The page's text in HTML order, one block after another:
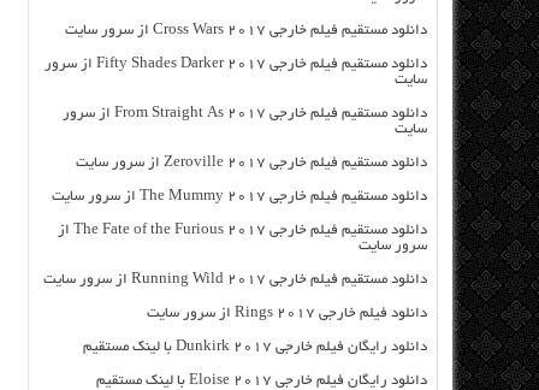
دانلود مستقیم فیلم خارجی Cross Wars 2017 از سرور سایت
دانلود مستقیم فیلم خارجی Fifty Shades Darker 2017 از سرور
سایت
دانلود مستقیم فیلم خارجی From Straight As 2017 از سرور
سایت
دانلود مستقیم فیلم خارجی Zeroville 2017 از سرور سایت
دانلود مستقیم فیلم خارجی The Mummy 2017 از سرور سایت
دانلود مستقیم فیلم خارجی The Fate of the Furious 2017 از
سرور سایت
دانلود مستقیم فیلم خارجی Running Wild 2017 از سرور سایت
دانلود فیلم خارجی Rings 2017 از سرور سایت
دانلود رایگان فیلم خارجی Dunkirk 2017 با لینک مستقیم
دانلود رایگان فیلم خارجی Eloise 2017 با لینک مستقیم